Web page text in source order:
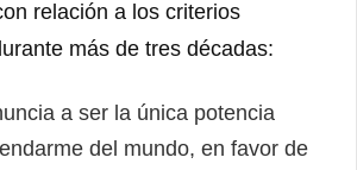
relación a los criterios
más de tres décadas:
a ser la única potencia
del mundo, en favor de